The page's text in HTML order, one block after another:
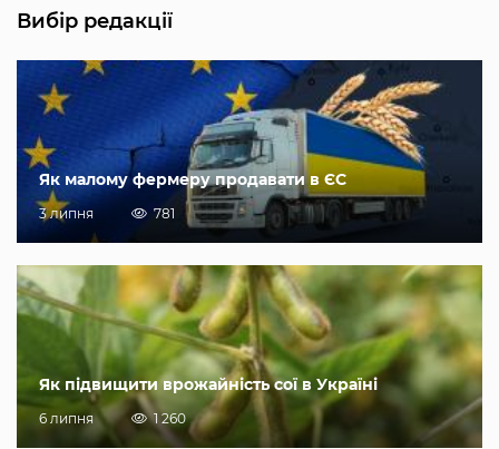
Вибір редакції
Як малому фермеру продавати в ЄС
3 липня 781
Як підвищити врожайність сої в Україні
6 липня 1 260